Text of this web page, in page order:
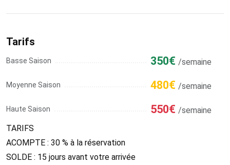
Tarifs
Basse Saison 350€ /semaine
Moyenne Saison 480€ /semaine
Haute Saison 550€ /semaine
TARIFS
ACOMPTE : 30 % à la réservation
SOLDE : 15 jours avant votre arrivée